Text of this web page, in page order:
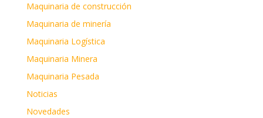
Maquinaria de construcción
Maquinaria de minería
Maquinaria Logística
Maquinaria Minera
Maquinaria Pesada
Noticias
Novedades